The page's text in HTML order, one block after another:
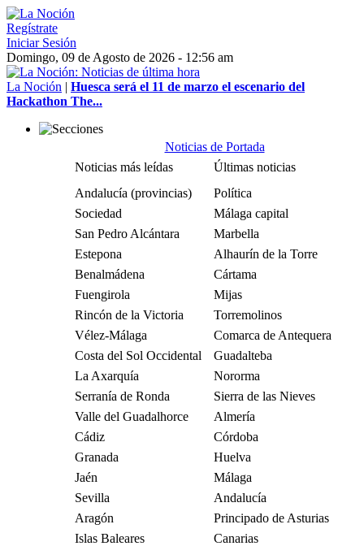
Regístrate
Iniciar Sesión
Domingo, 09 de Agosto de 2026 - 12:56 am
La Noción | Huesca será el 11 de marzo el escenario del
Hackathon The...
Noticias de Portada
Noticias más leídas
Últimas noticias
Andalucía (provincias)
Política
Sociedad
Málaga capital
San Pedro Alcántara
Marbella
Estepona
Alhaurín de la Torre
Benalmádena
Cártama
Fuengirola
Mijas
Rincón de la Victoria
Torremolinos
Vélez-Málaga
Comarca de Antequera
Costa del Sol Occidental
Guadalteba
La Axarquía
Nororma
Serranía de Ronda
Sierra de las Nieves
Valle del Guadalhorce
Almería
Cádiz
Córdoba
Granada
Huelva
Jaén
Málaga
Sevilla
Andalucía
Aragón
Principado de Asturias
Islas Baleares
Canarias